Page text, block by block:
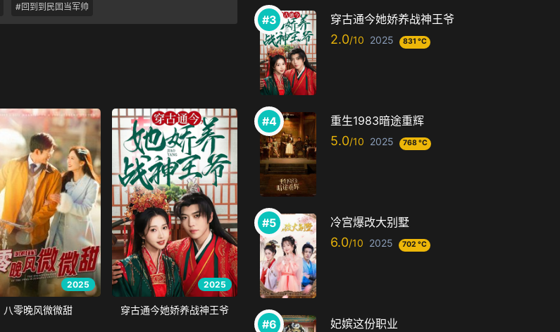
#回到到民囯当军帅
2025
八零晚风微微甜
2025
穿古通今她娇养战神王爷
穿古通今她娇养战神王爷
2.0 2025 831 °C
重生1983暗途重辉
5.0 2025 768 °C
冷宫爆改大别墅
6.0 2025 702 °C
妃嫔这份职业